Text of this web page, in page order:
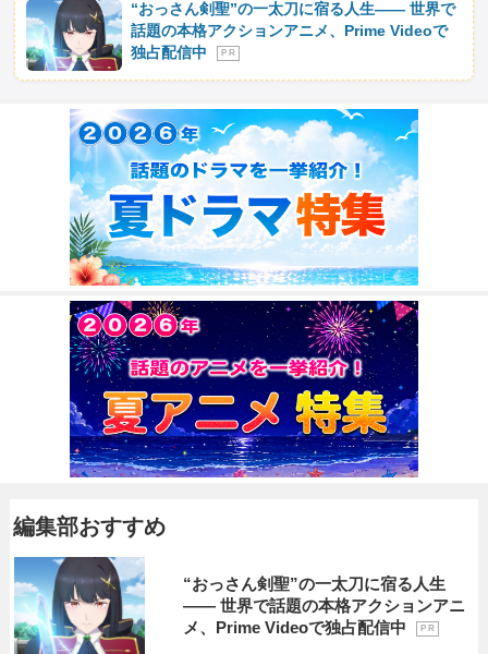
“おっさん剣聖”の一太刀に宿る人生―― 世界で
話題の本格アクションアニメ、Prime Videoで
独占配信中
P R
編集部おすすめ
“おっさん剣聖”の一太刀に宿る人生
―― 世界で話題の本格アクションアニ
メ、Prime Videoで独占配信中
P R